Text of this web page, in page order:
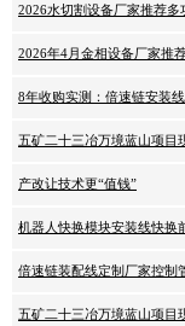
2026水切割设备厂家推荐多
2026年4月金相设备厂家推
8年收购实测：倍速链安装
五矿二十三冶万境蓝山项目
产改让技术更“值钱”
机器人快换模块安装线快换
倍速链装配线定制厂家控制
五矿二十三冶万境蓝山项目